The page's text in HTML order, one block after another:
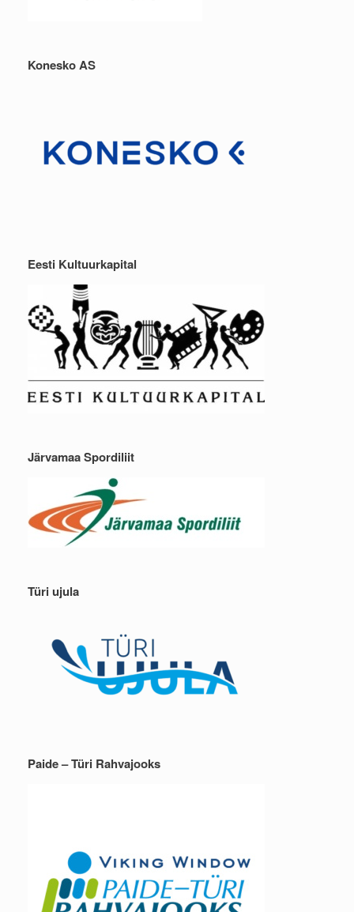
Konesko AS
Eesti Kultuurkapital
Järvamaa Spordiliit
Türi ujula
Paide – Türi Rahvajooks